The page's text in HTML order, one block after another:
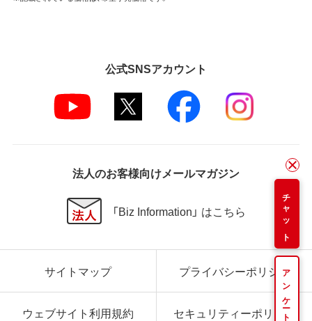
チャット
アンケート
公式SNSアカウント
法人のお客様向けメールマガジン
「Biz Information」 はこちら
サイトマップ プライバシーポリシー
ウェブサイト利用規約 セキュリティーポリシー